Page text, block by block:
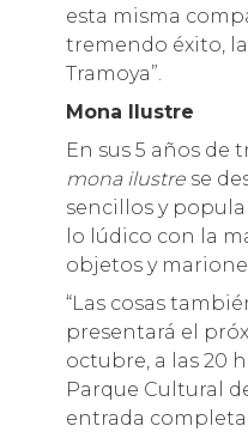
esta misma
tremendo éxito,
Tramoya”.
Mona Ilustre
En sus 5 años de
mona ilustrese
sencillos y
lo lúdico con la
objetos y
“Las cosas
presentará el
octubre, a las 20
Parque Cultural
entrada